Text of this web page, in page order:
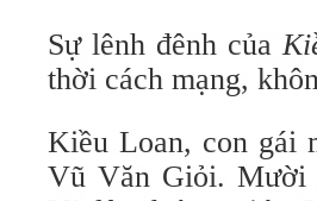
Sự lênh đênh của
thời cách mạng,
Kiều Loan, con gái
Vũ Văn Giỏi. Mười